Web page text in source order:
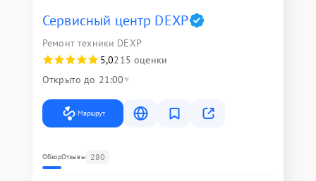
Сервисный центр DEXP
Ремонт техники DEXP
5,0215 оценки
Открыто до 21:00
Маршрут
ОбзорОтзывы 280